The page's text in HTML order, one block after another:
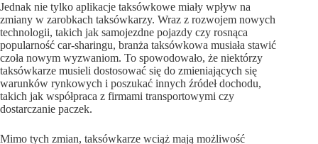
Jednak nie tylko aplikacje taksówkowe miały wpływ na
zmiany w zarobkach taksówkarzy. Wraz z rozwojem nowych
technologii, takich jak samojezdne pojazdy czy rosnąca
popularność car-sharingu, branża taksówkowa musiała stawić
czoła nowym wyzwaniom. To spowodowało, że niektórzy
taksówkarze musieli dostosować się do zmieniających się
warunków rynkowych i poszukać innych źródeł dochodu,
takich jak współpraca z firmami transportowymi czy
dostarczanie paczek.
Mimo tych zmian, taksówkarze wciąż mają możliwość